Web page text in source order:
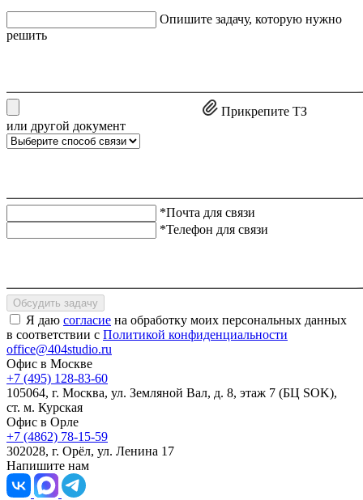
Опишите задачу, которую нужно
решить
Прикрепите ТЗ
или другой документ
*Почта для связи
*Телефон для связи
Обсудить задачу
Я даю согласие на обработку моих персональных данных
в соответствии с Политикой конфиденциальности
office@404studio.ru
Офис в Москве
+7 (495) 128-83-60
105064, г. Москва, ул. Земляной Вал, д. 8, этаж 7 (БЦ SOK),
ст. м. Курская
Офис в Орле
+7 (4862) 78-15-59
302028, г. Орёл, ул. Ленина 17
Напишите нам